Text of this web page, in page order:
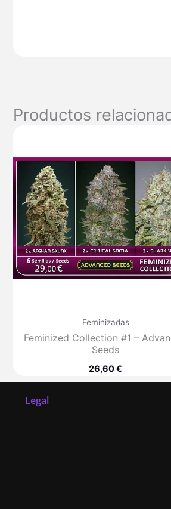
Productos
Feminizadas
Feminized Collection #1 –
Seeds
26,60€
Legal